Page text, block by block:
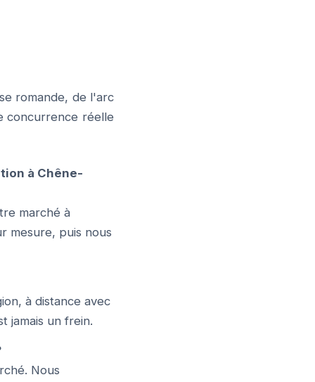
romande, de l'arc
concurrence réelle
à Chêne-
marché à
mesure, puis nous
à distance avec
jamais un frein.
Nous